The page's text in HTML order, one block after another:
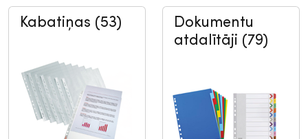
Kabatiņas (53)
Dokumentu
atdalītāji (79)